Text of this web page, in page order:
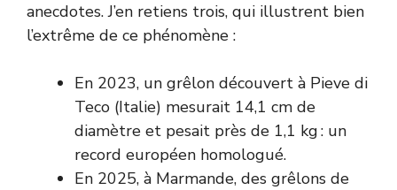
anecdotes. J’en retiens trois, qui illustrent bien
l’extrême de ce phénomène :
En 2023, un grêlon découvert à Pieve di
Teco (Italie) mesurait 14,1 cm de
diamètre et pesait près de 1,1 kg : un
record européen homologué.
En 2025, à Marmande, des grêlons de